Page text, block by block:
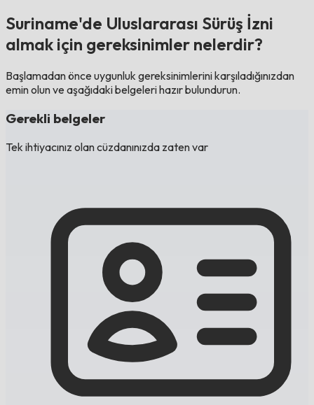
Suriname'de Uluslararası Sürüş İzni
almak için gereksinimler nelerdir?
Başlamadan önce uygunluk gereksinimlerini karşıladığınızdan
emin olun ve aşağıdaki belgeleri hazır bulundurun.
Gerekli belgeler
Tek ihtiyacınız olan cüzdanınızda zaten var